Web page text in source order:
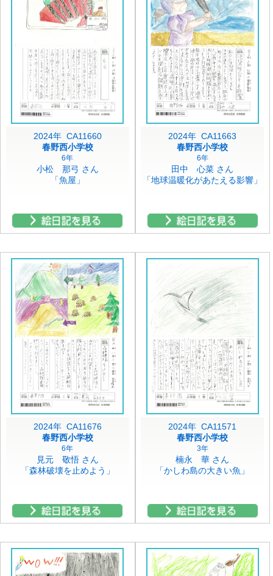
2024年 CA11660
春野西小学校
6年
小松 那弓 さん
「魚屋」
2024年 CA11663
春野西小学校
6年
田中 心菜 さん
「地球温暖化があたえる影響」
2024年 CA11676
春野西小学校
6年
見元 敬悟 さん
「森林破壊を止めよう」
2024年 CA11571
春野西小学校
3年
楠永 華 さん
「かしわ島の大きい魚」